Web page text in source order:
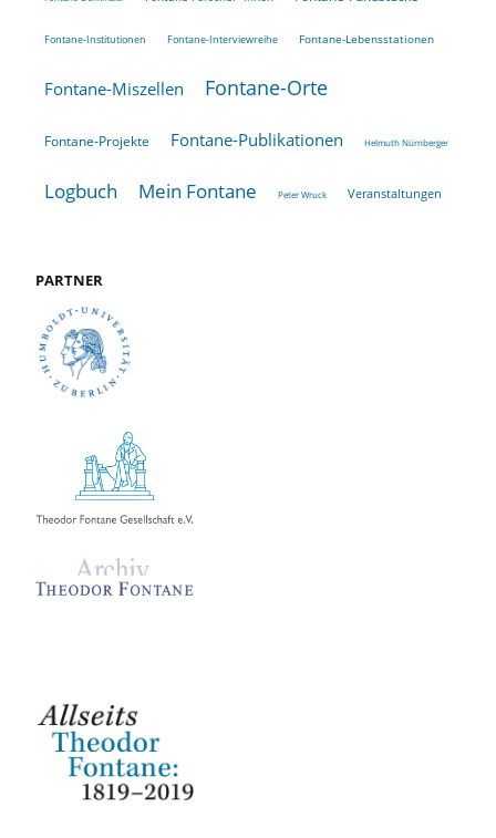
Fontane-Institutionen Fontane-Interviewreihe Fontane-Lebensstationen
Fontane-Miszellen Fontane-Orte
Fontane-Projekte Fontane-Publikationen Helmuth Nürnberger
Logbuch Mein Fontane Peter Wruck Veranstaltungen
PARTNER